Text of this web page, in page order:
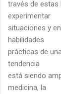
través de estas
experimentar
situaciones y
habilidades
prácticas de
tendencia
está siendo
medicina, la